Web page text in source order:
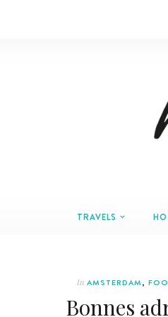
TRAVELS
In AMSTERDAM,
Bonnes